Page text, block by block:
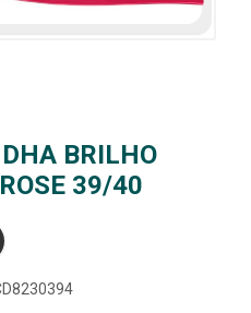
BRILHO
39/40